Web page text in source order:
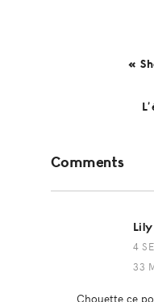
«
Interactions
Comments
Lily
4
33
Chouette ce